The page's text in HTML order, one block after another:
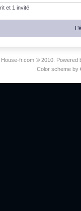
et 1 invité
House-fr.com © 2010. Powered
Color scheme by